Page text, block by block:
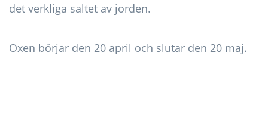
det verkliga saltet av jorden.
Oxen börjar den 20 april och slutar den 20 maj.